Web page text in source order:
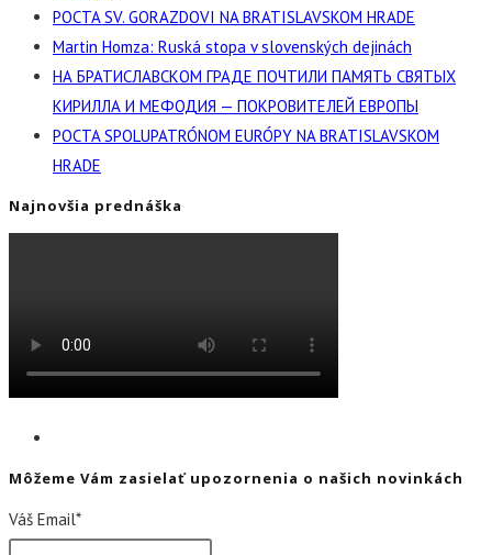
POCTA SV. GORAZDOVI NA BRATISLAVSKOM HRADE
Martin Homza: Ruská stopa v slovenských dejinách
НА БРАТИСЛАВСКОМ ГРАДЕ ПОЧТИЛИ ПАМЯТЬ СВЯТЫХ
КИРИЛЛА И МЕФОДИЯ — ПОКРОВИТЕЛЕЙ ЕВРОПЫ
POCTA SPOLUPATRÓNOM EURÓPY NA BRATISLAVSKOM
HRADE
Najnovšia prednáška
Môžeme Vám zasielať upozornenia o našich novinkách
Váš Email*